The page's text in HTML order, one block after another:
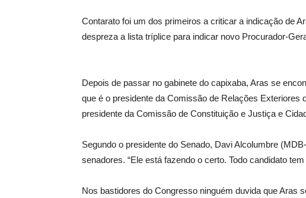
Contarato foi um dos primeiros a criticar a indicação de
despreza a lista tríplice para indicar novo Procurador-
Depois de passar no gabinete do capixaba, Aras se
que é o presidente da Comissão de Relações
presidente da Comissão de Constituição e Justiça e
Segundo o presidente do Senado, Davi Alcolumbre
senadores. “Ele está fazendo o certo. Todo candidato
Nos bastidores do Congresso ninguém duvida que Aras